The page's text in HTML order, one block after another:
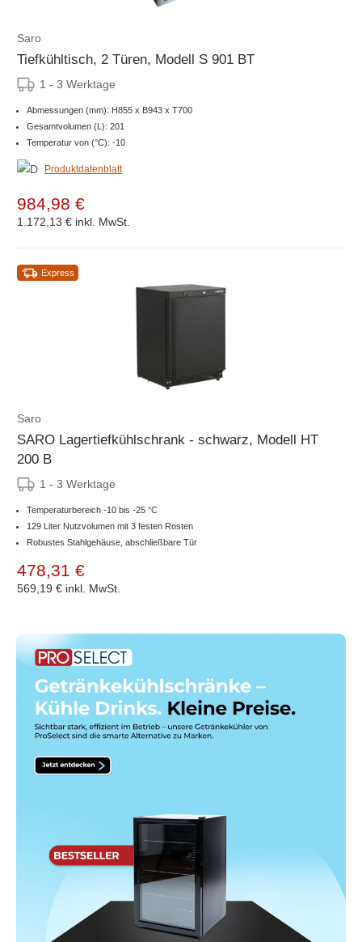
Saro
Tiefkühltisch, 2 Türen, Modell S 901 BT
1 - 3 Werktage
Abmessungen (mm): H855 x B943 x T700
Gesamtvolumen (L): 201
Temperatur von (°C): -10
Produktdatenblatt
984,98 €
1.172,13 € inkl. MwSt.
Express
Saro
SARO Lagertiefkühlschrank - schwarz, Modell HT
200 B
1 - 3 Werktage
Temperaturbereich -10 bis -25 °C
129 Liter Nutzvolumen mit 3 festen Rosten
Robustes Stahlgehäuse, abschließbare Tür
478,31 €
569,19 € inkl. MwSt.